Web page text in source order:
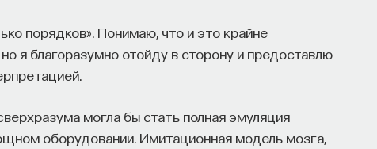
порядков». Понимаю, что и это крайне
я благоразумно отойду в сторону и предоставлю
могла бы стать полная эмуляция
оборудовании. Имитационная модель мозга,